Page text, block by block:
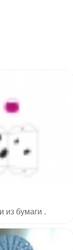
из бумаги .